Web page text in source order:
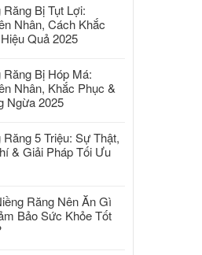
Răng Bị Tụt Lợi:
Nhân, Cách Khắc
Quả 2025
Răng Bị Hóp Má:
Nhân, Khắc Phục &
Ngừa 2025
Răng 5 Triệu: Sự Thật,
& Giải Pháp Tối Ưu
Răng Nên Ăn Gì
Bảo Sức Khỏe Tốt